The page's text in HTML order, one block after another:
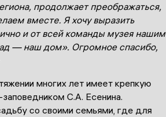
, продолжает преображаться,
вместе. Я хочу выразить
и от всей команды музея нашим
— наш дом». Огромное спасибо,
многих лет имеет крепкую
С.А. Есенина.
со своими семьями, где для